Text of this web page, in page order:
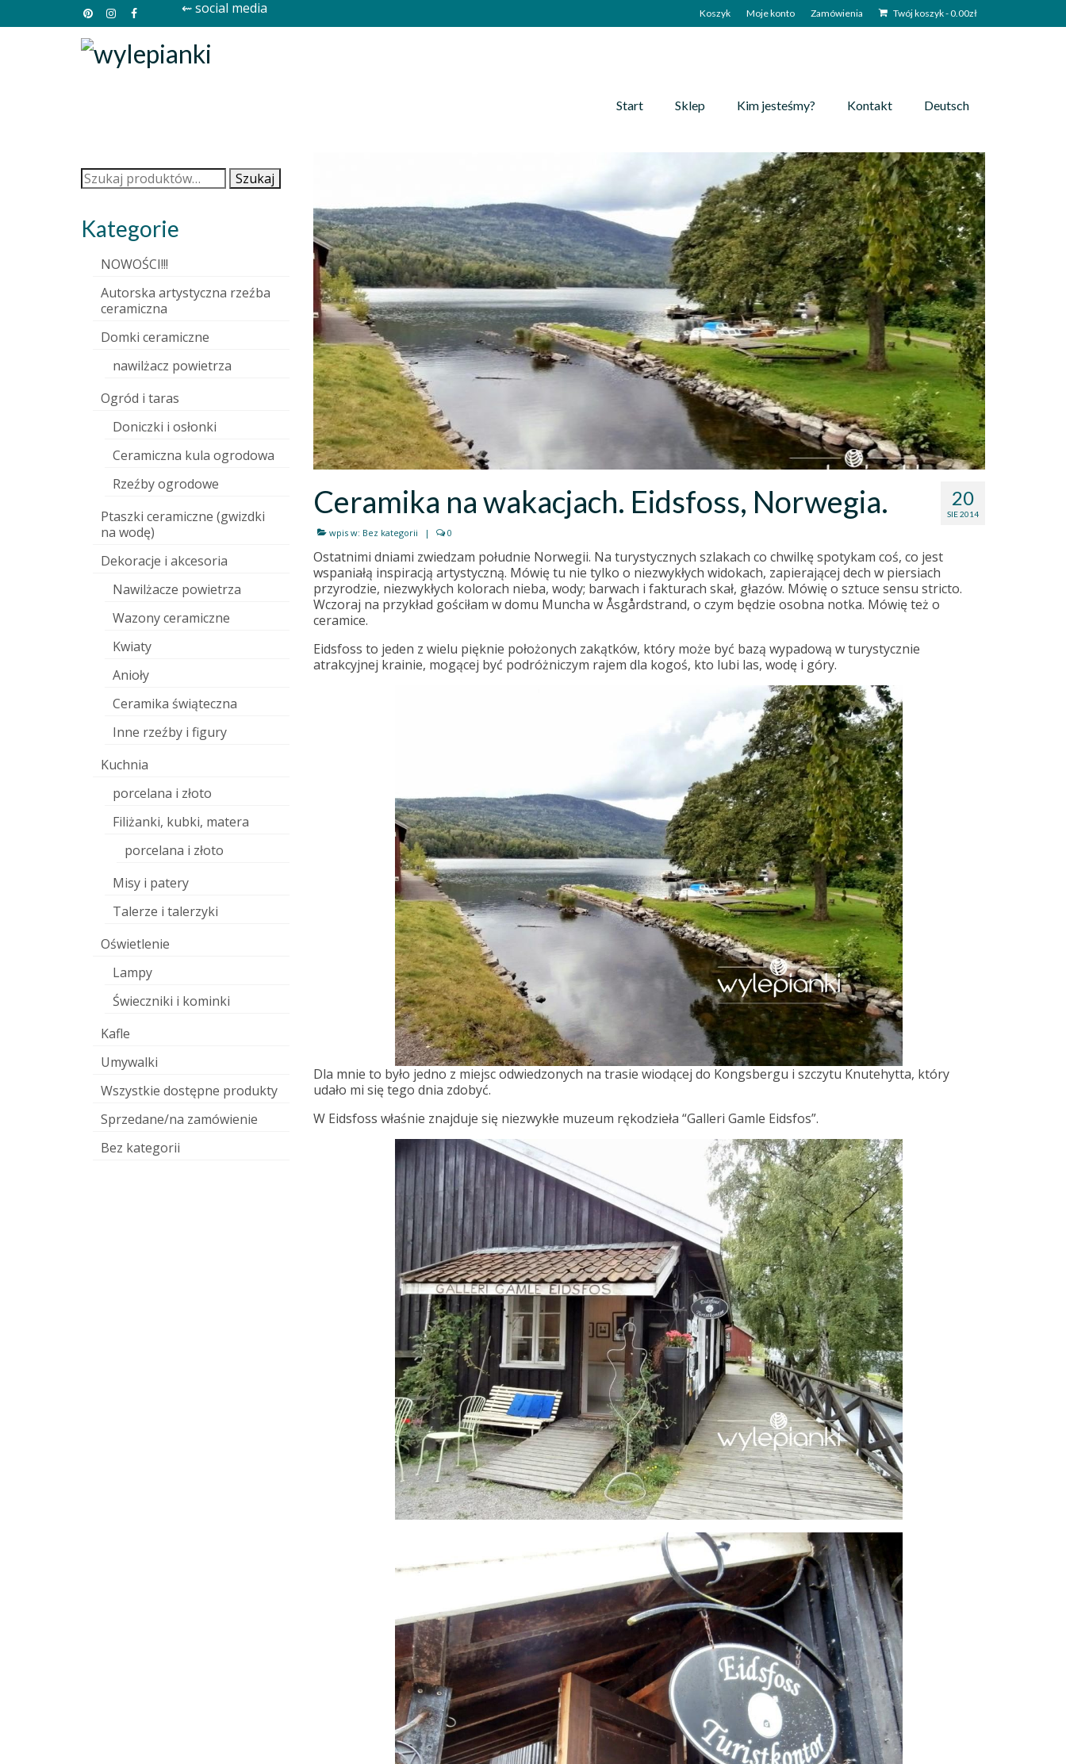
Koszyk Moje konto Zamówienia Twój koszyk-0.00zł
⇜ social media
Start Sklep Kim jesteśmy? Kontakt Deutsch
20
SIE 2014
Ceramika na wakacjach. Eidsfoss, Norwegia.
wpis w: Bez kategorii | 0
Ostatnimi dniami zwiedzam południe Norwegii. Na turystycznych szlakach co chwilkę spotykam coś, co jest
wspaniałą inspiracją artystyczną. Mówię tu nie tylko o niezwykłych widokach, zapierającej dech w piersiach
przyrodzie, niezwykłych kolorach nieba, wody; barwach i fakturach skał, głazów. Mówię o sztuce sensu stricto.
Wczoraj na przykład gościłam w domu Muncha w Åsgårdstrand, o czym będzie osobna notka. Mówię też o
ceramice.
Eidsfoss to jeden z wielu pięknie położonych zakątków, który może być bazą wypadową w turystycznie
atrakcyjnej krainie, mogącej być podróżniczym rajem dla kogoś, kto lubi las, wodę i góry.
Dla mnie to było jedno z miejsc odwiedzonych na trasie wiodącej do Kongsbergu i szczytu Knutehytta, który
udało mi się tego dnia zdobyć.
W Eidsfoss właśnie znajduje się niezwykłe muzeum rękodzieła “Galleri Gamle Eidsfos”.
Szukaj: Szukaj
Kategorie
NOWOŚCI!!!
Autorska artystyczna rzeźba
ceramiczna
Domki ceramiczne
nawilżacz powietrza
Ogród i taras
Doniczki i osłonki
Ceramiczna kula ogrodowa
Rzeźby ogrodowe
Ptaszki ceramiczne (gwizdki
na wodę)
Dekoracje i akcesoria
Nawilżacze powietrza
Wazony ceramiczne
Kwiaty
Anioły
Ceramika świąteczna
Inne rzeźby i figury
Kuchnia
porcelana i złoto
Filiżanki, kubki, matera
porcelana i złoto
Misy i patery
Talerze i talerzyki
Oświetlenie
Lampy
Świeczniki i kominki
Kafle
Umywalki
Wszystkie dostępne produkty
Sprzedane/na zamówienie
Bez kategorii